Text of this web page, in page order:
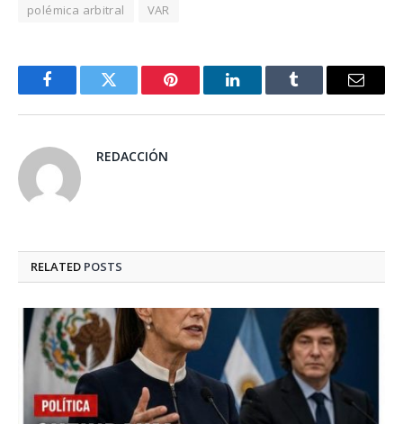
polémica arbitral
VAR
FacebookTwitter Pinterest LinkedInTumblr Email
REDACCIÓN
RELATED POSTS